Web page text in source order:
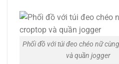
Phối đồ với túi đeo chéo nữ
và quần jogger